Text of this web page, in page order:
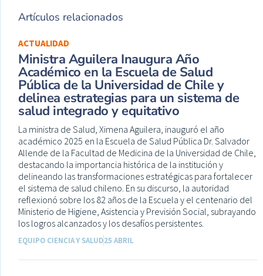
Artículos relacionados
ACTUALIDAD
Ministra Aguilera Inaugura Año
Académico en la Escuela de Salud
Pública de la Universidad de Chile y
delinea estrategias para un sistema de
salud integrado y equitativo
La ministra de Salud, Ximena Aguilera, inauguró el año
académico 2025 en la Escuela de Salud Pública Dr. Salvador
Allende de la Facultad de Medicina de la Universidad de Chile,
destacando la importancia histórica de la institución y
delineando las transformaciones estratégicas para fortalecer
el sistema de salud chileno. En su discurso, la autoridad
reflexionó sobre los 82 años de la Escuela y el centenario del
Ministerio de Higiene, Asistencia y Previsión Social, subrayando
los logros alcanzados y los desafíos persistentes.
EQUIPO CIENCIA Y SALUD25 ABRIL